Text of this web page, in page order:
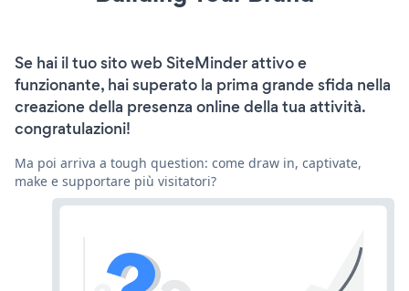
Se hai il tuo sito web SiteMinder attivo e
funzionante, hai superato la prima grande sfida nella
creazione della presenza online della tua attività.
congratulazioni!
Ma poi arriva a tough question: come draw in, captivate,
make e supportare più visitatori?